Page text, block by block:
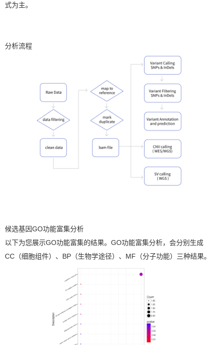
式为主。
分析流程
候选基因GO功能富集分析
以下为您展示GO功能富集的结果。GO功能富集分析，会分别生成
CC（细胞组件）、BP（生物学途径）、MF（分子功能）三种结果。